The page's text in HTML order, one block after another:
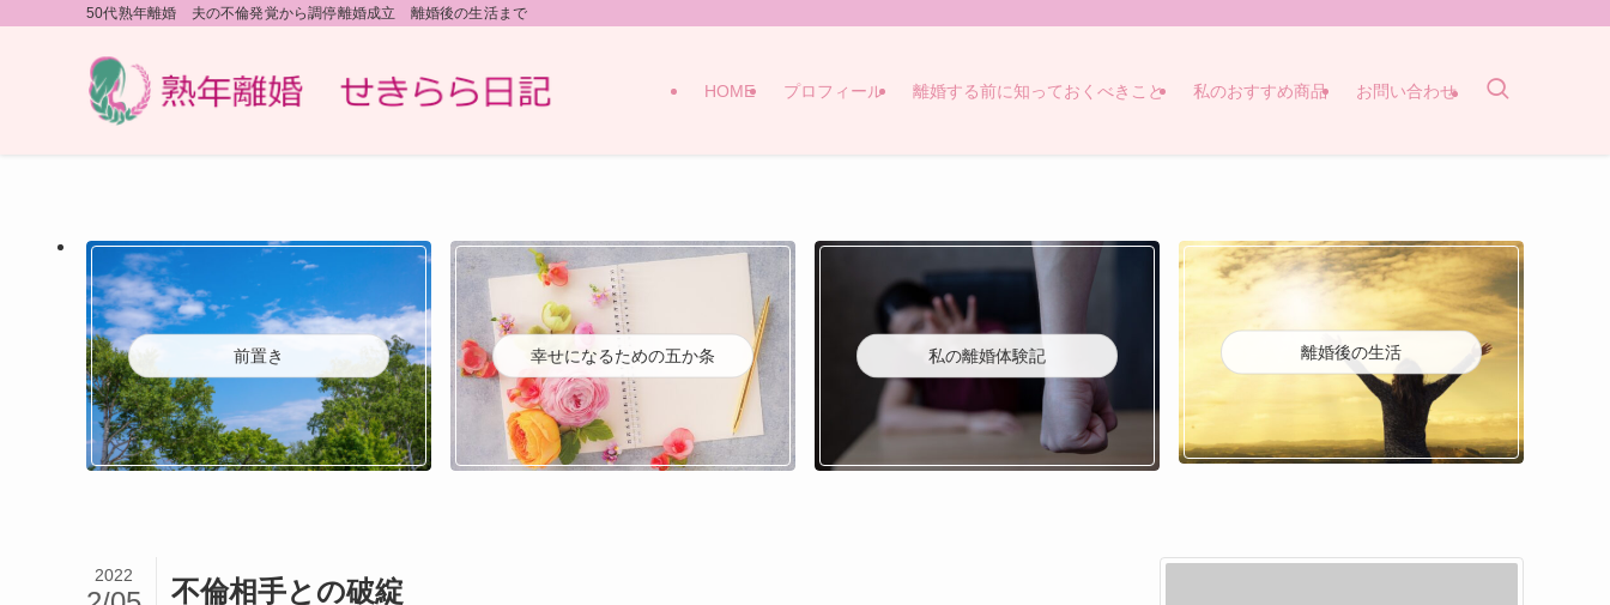
50代熟年離婚 夫の不倫発覚から調停離婚成立 離婚後の生活まで
HOME プロフィール 離婚する前に知っておくべきこと 私のおすすめ商品 お問い合わせ
前置き 幸せになるための五か条 私の離婚体験記 離婚後の生活
不倫相手との破綻
2022